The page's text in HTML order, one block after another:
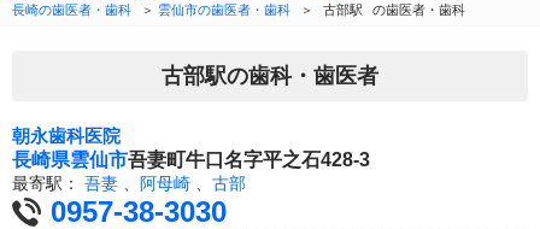
長崎の歯医者・歯科
＞ 雲仙市の歯医者・歯科 ＞ 古部駅 の歯医者・歯科
古部駅の歯科・歯医者
朝永歯科医院
長崎県雲仙市吾妻町牛口名字平之石428-3
最寄駅： 吾妻 阿母崎 古部
0957-38-3030